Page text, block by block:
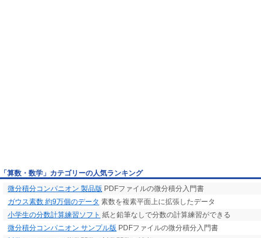
「算数・数学」カテゴリーの人気ランキング
微分積分コンパニオン 製品版 PDFファイルの微分積分入門書
ガウス素数 約9万個のデータ 素数を複素平面上に拡張したデータ
小学生の分数計算練習ソフト 紙と鉛筆なしで分数の計算練習ができる
微分積分コンパニオン サンプル版 PDFファイルの微分積分入門書